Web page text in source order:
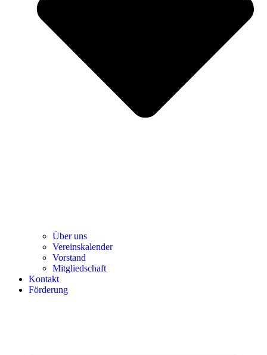
Über uns
Ver­einska­len­der
Vor­stand
Mit­glied­schaft
Kon­takt
För­de­rung